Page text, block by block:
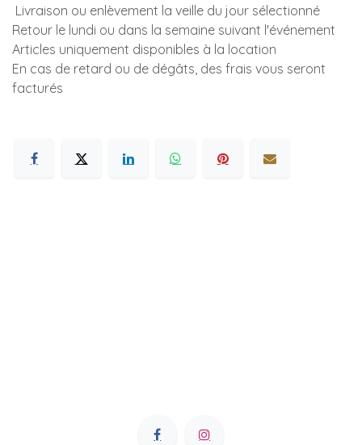
Livraison ou enlèvement la veille du jour sélectionné
Retour le lundi ou dans la semaine suivant l'événement
Articles uniquement disponibles à la location
En cas de retard ou de dégâts, des frais vous seront
facturés